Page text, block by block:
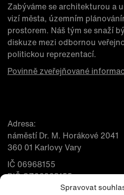
Spravovat
Zabýváme se architekturou a
vizí města, územním
prostorem. Náš tým se snaží
diskuze mezi odbornou
politickou reprezentací.
Povinně zveřejňované
Adresa:
náměstí Dr. M. Horákové 2041
360 01 Karlovy Vary
IČ 06968155
DIČ CZ06968155